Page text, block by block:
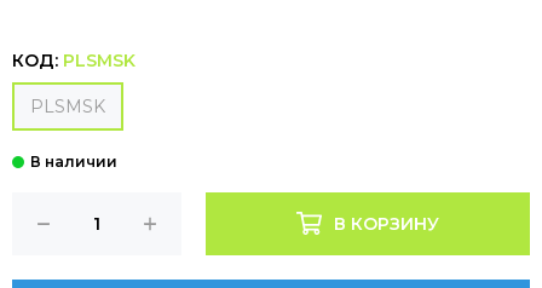
КОД: PLSMSK
PLSMSK
В КОРЗИНУ